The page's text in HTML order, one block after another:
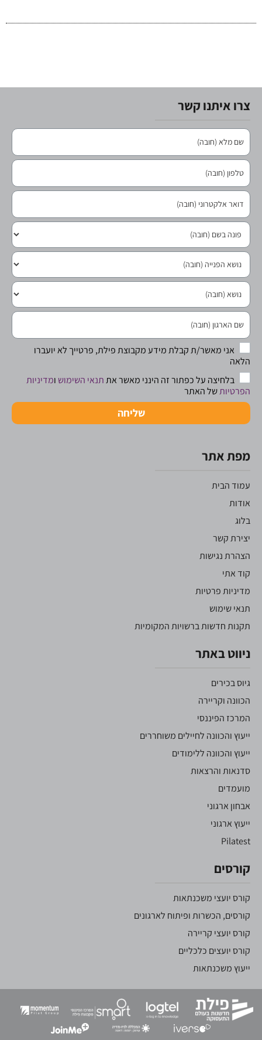
צרו איתנו קשר
אני מאשר/ת קבלת מידע מקבוצת פילת, פרטייך לא יועברו
הלאה
בלחיצה על כפתור זה הינני מאשר אתתנאי השימוש ומדיניות
הפרטיותשל האתר
שליחה
מפת אתר
עמוד הבית
אודות
בלוג
יצירת קשר
הצהרת נגישות
קוד אתי
מדיניות פרטיות
תנאי שימוש
תקנות חדשות ברשויות המקומיות
ניווט באתר
גיוס בכירים
הכוונה וקריירה
המרכז הפיננסי
ייעוץ והכוונה לחיילים משוחררים
ייעוץ והכוונה ללימודים
סדנאות והרצאות
מועמדים
אבחון ארגוני
ייעוץ ארגוני
Pilatest
קורסים
קורס יועצי משכנתאות
קורסים, הכשרות ופיתוח לארגונים
קורס יועצי קריירה
קורס יועצים כלכליים
ייעוץ משכנתאות